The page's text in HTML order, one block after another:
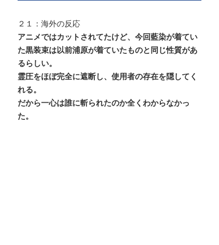
２１：海外の反応
アニメではカットされてたけど、今回藍染が着てい
た黒装束は以前浦原が着ていたものと同じ性質があ
るらしい。
霊圧をほぼ完全に遮断し、使用者の存在を隠してく
れる。
だから一心は誰に斬られたのか全くわからなかっ
た。